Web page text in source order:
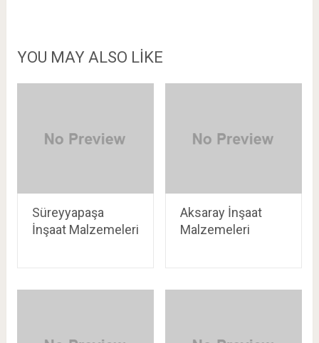
YOU MAY ALSO LIKE
Süreyyapaşa
İnşaat Malzemeleri
Aksaray İnşaat
Malzemeleri